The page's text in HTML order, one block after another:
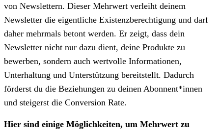
von Newslettern. Dieser Mehrwert verleiht deinem
Newsletter die eigentliche Existenzberechtigung und darf
daher mehrmals betont werden. Er zeigt, dass dein
Newsletter nicht nur dazu dient, deine Produkte zu
bewerben, sondern auch wertvolle Informationen,
Unterhaltung und Unterstützung bereitstellt. Dadurch
förderst du die Beziehungen zu deinen Abonnent*innen
und steigerst die Conversion Rate.
Hier sind einige Möglichkeiten, um Mehrwert zu